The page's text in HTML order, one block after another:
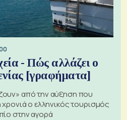
- Πώς αλλάζει ο
[γραφήματα]
από την αύξηση που
χρονιά ο ελληνικός τουρισμός
στην αγορά